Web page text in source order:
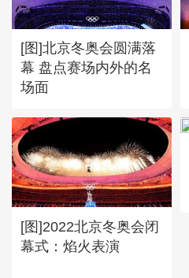
[图]北京冬奥会圆满落
幕 盘点赛场内外的名
场面
[图]2022北京冬奥会闭
幕式：焰火表演